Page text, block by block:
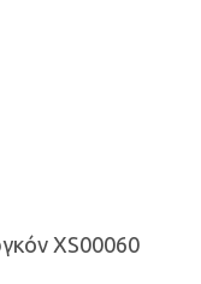
XS00060